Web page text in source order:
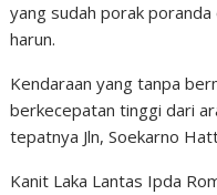
yang sudah porak poranda
harun.
Kendaraan yang tanpa
berkecepatan tinggi dari
tepatnya Jln, Soekarno
Kanit Laka Lantas Ipda